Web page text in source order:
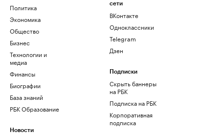
Политика
Экономика
Общество
Бизнес
Технологии и
медиа
Финансы
Биографии
База знаний
РБК Образование
Новости
сети
ВКонтакте
Одноклассники
Telegram
Дзен
Подписки
Скрыть баннеры
на РБК
Подписка на РБК
Корпоративная
подписка